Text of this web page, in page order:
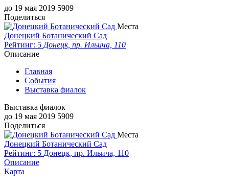
до 19 мая 2019 5909
Поделиться
Места
Донецкий Ботанический Сад
Рейтинг: 5 Донецк, пр. Ильича, 110
Описание
Главная
События
Выставка фиалок
Выставка фиалок
до 19 мая 2019 5909
Поделиться
Места
Донецкий Ботанический Сад
Рейтинг: 5 Донецк, пр. Ильича, 110
Описание
Карта